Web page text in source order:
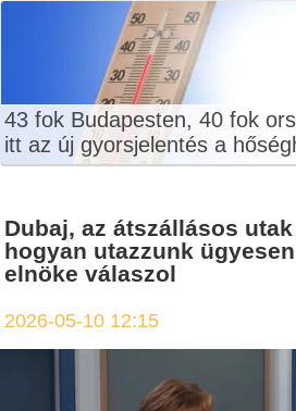
43 fok Budapesten, 40 fok
itt az új gyorsjelentés a
Dubaj, az átszállásos
hogyan utazzunk
elnöke válaszol
2026-05-10 12:15